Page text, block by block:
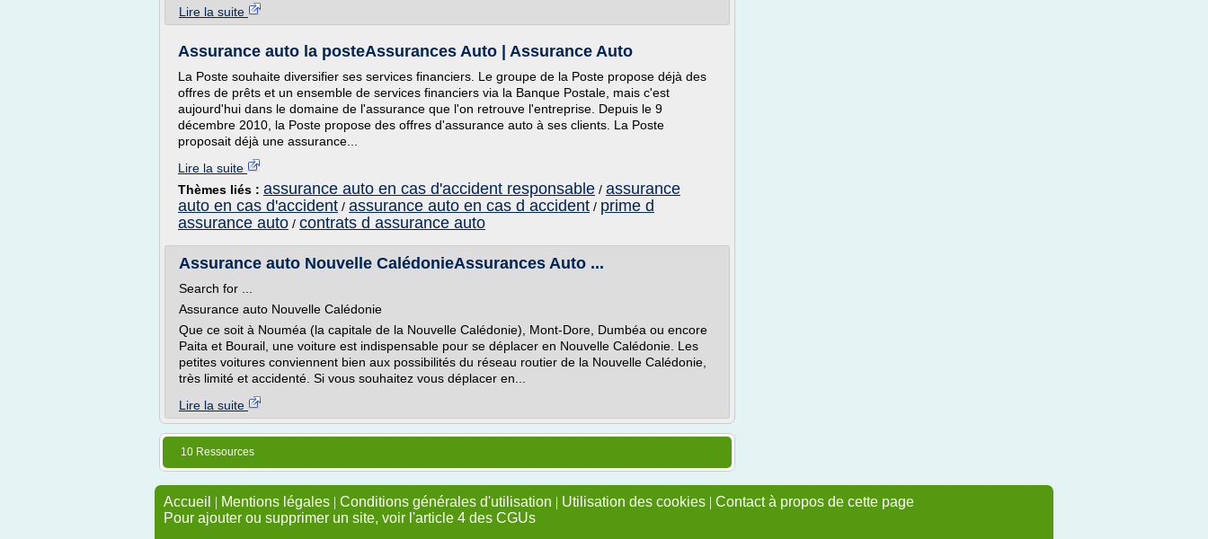
Lire la suite
Assurance auto la posteAssurances Auto | Assurance Auto
La Poste souhaite diversifier ses services financiers. Le groupe de la Poste propose déjà des
offres de prêts et un ensemble de services financiers via la Banque Postale, mais c'est
aujourd'hui dans le domaine de l'assurance que l'on retrouve l'entreprise. Depuis le 9
décembre 2010, la Poste propose des offres d'assurance auto à ses clients. La Poste
proposait déjà une assurance...
Lire la suite
Thèmes liés : assurance auto en cas d'accident responsable / assurance
auto en cas d'accident / assurance auto en cas d accident / prime d
assurance auto / contrats d assurance auto
Assurance auto Nouvelle CalédonieAssurances Auto ...
Search for ...
Assurance auto Nouvelle Calédonie
Que ce soit à Nouméa (la capitale de la Nouvelle Calédonie), Mont-Dore, Dumbéa ou encore
Paita et Bourail, une voiture est indispensable pour se déplacer en Nouvelle Calédonie. Les
petites voitures conviennent bien aux possibilités du réseau routier de la Nouvelle Calédonie,
très limité et accidenté. Si vous souhaitez vous déplacer en...
Lire la suite
10 Ressources
Accueil | Mentions légales | Conditions générales d'utilisation | Utilisation des cookies | Contact à propos de cette page
Pour ajouter ou supprimer un site, voir l'article 4 des CGUs